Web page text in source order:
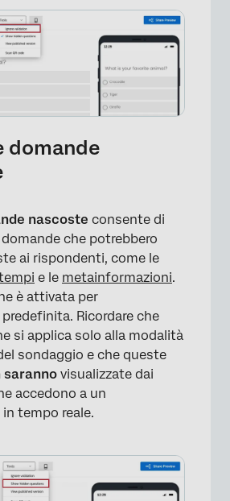
domande
nascoste consente di
che potrebbero
ai rispondenti, come le
e le metainformazioni.
è attivata per
Ricordare che
si applica solo alla modalità
sondaggio e che queste
saranno visualizzate dai
accedono a un
tempo reale.